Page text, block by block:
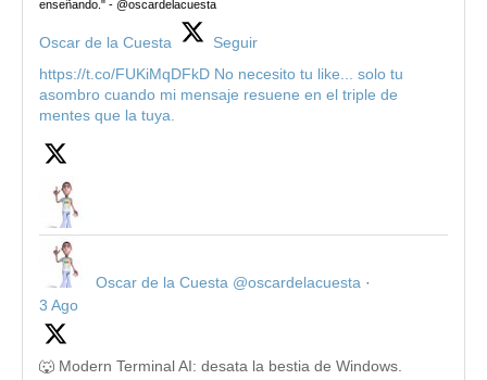
enseñando." - @oscardelacuesta
Oscar de la Cuesta
Seguir
https://t.co/FUKiMqDFkD No necesito tu like... solo tu
asombro cuando mi mensaje resuene en el triple de
mentes que la tuya.
Oscar de la Cuesta @oscardelacuesta ·
3 Ago
🐺 Modern Terminal AI: desata la bestia de Windows.